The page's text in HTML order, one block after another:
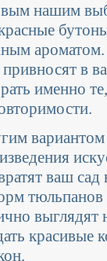
нашим
ароматом.
в
именно
вариантом
ваш
тюльпанов
выглядят
красивые